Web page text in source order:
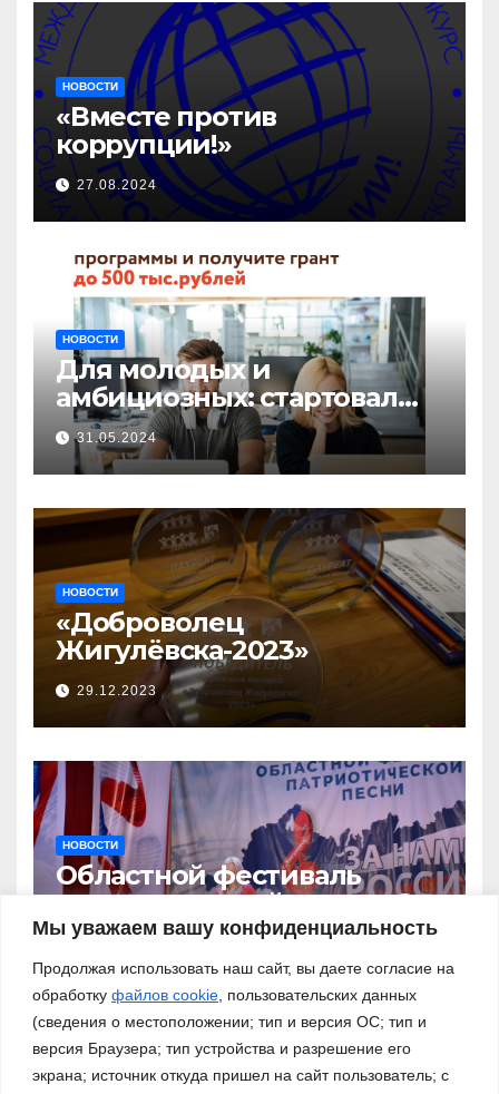
Мы уважаем вашу конфиденциальность
Продолжая использовать наш сайт, вы даете согласие на
обработку файлов cookie , пользовательских данных
(сведения о местоположении; тип и версия ОС; тип и
версия Браузера; тип устройства и разрешение его
экрана; источник откуда пришел на сайт пользователь; с
НОВОСТИ
«Вместе против
коррупции!»
27.08.2024
НОВОСТИ
Для молодых и
амбициозных: стартовал
прием заявок на участие в
бизнес-акселераторе «Ты
предприниматель»
31.05.2024
НОВОСТИ
«Доброволец
Жигулёвска-2023»
29.12.2023
НОВОСТИ
Областной фестиваль
патриотической песни «За
нами – Россия!»